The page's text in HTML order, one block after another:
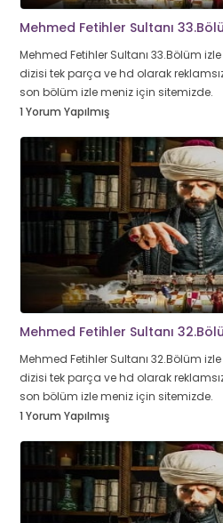
Mehmed Fetihler Sultanı
Mehmed Fetihler Sultanı 33.Bölüm
dizisi tek parça ve hd olarak
son bölüm izle meniz için sitemizde.
1 Yorum Yapılmış
Mehmed Fetihler Sultanı
Mehmed Fetihler Sultanı 32.Bölüm
dizisi tek parça ve hd olarak
son bölüm izle meniz için sitemizde.
1 Yorum Yapılmış